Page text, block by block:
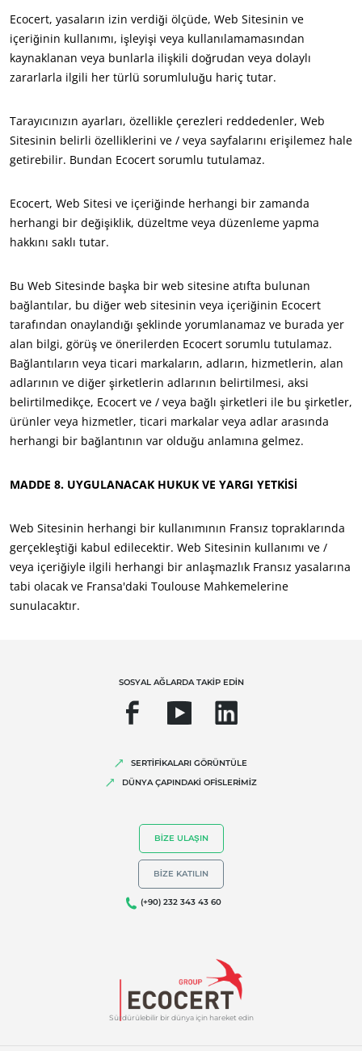
UZMANLIKLARIMIZ
Fair Trade (Adil Ticaret)
Sürdürülebilir tarım
Ecocert, yasaların izin verdiği ölçüde, Web Sitesinin ve
içeriğinin kullanımı, işleyişi veya kullanılamamasından
kaynaklanan veya bunlarla ilişkili doğrudan veya dolaylı
zararlarla ilgili her türlü sorumluluğu hariç tutar.
Tarayıcınızın ayarları, özellikle çerezleri reddedenler, Web
Sitesinin belirli özelliklerini ve / veya sayfalarını erişilemez hale
getirebilir. Bundan Ecocert sorumlu tutulamaz.
Ecocert, Web Sitesi ve içeriğinde herhangi bir zamanda
herhangi bir değişiklik, düzeltme veya düzenleme yapma
hakkını saklı tutar.
Bu Web Sitesinde başka bir web sitesine atıfta bulunan
bağlantılar, bu diğer web sitesinin veya içeriğinin Ecocert
tarafından onaylandığı şeklinde yorumlanamaz ve burada yer
alan bilgi, görüş ve önerilerden Ecocert sorumlu tutulamaz.
Bağlantıların veya ticari markaların, adların, hizmetlerin, alan
adlarının ve diğer şirketlerin adlarının belirtilmesi, aksi
belirtilmedikçe, Ecocert ve / veya bağlı şirketleri ile bu şirketler,
ürünler veya hizmetler, ticari markalar veya adlar arasında
herhangi bir bağlantının var olduğu anlamına gelmez.
MADDE 8. UYGULANACAK HUKUK VE YARGI YETKİSİ
Web Sitesinin herhangi bir kullanımının Fransız topraklarında
gerçekleştiği kabul edilecektir. Web Sitesinin kullanımı ve /
veya içeriğiyle ilgili herhangi bir anlaşmazlık Fransız yasalarına
tabi olacak ve Fransa'daki Toulouse Mahkemelerine
sunulacaktır.
Sürdürülebilir bir dünya için hareket edin
SOSYAL AĞLARDA TAKİP EDİN
SERTİFİKALARI GÖRÜNTÜLE
DÜNYA ÇAPINDAKİ OFİSLERİMİZ
BIZE ULAŞIN
BIZE KATILIN
(+90) 232 343 43 60